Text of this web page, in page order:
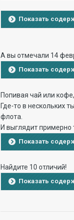
Показать
А вы отмечали 14
Показать
Попивая чай или
Где-то в нескольких
флота.
И выглядит примерно
Показать
Найдите 10 отличий!
Показать